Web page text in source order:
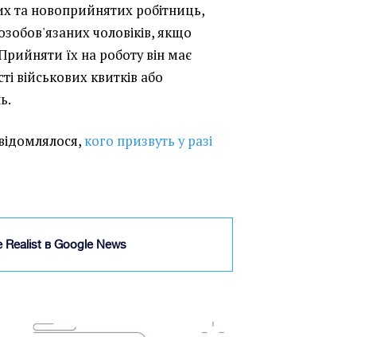
та новоприйнятих робітниць,
чоловіків, якщо
їх на роботу він має
військових квитків або
кого призвуть у разі
Realist в Google News